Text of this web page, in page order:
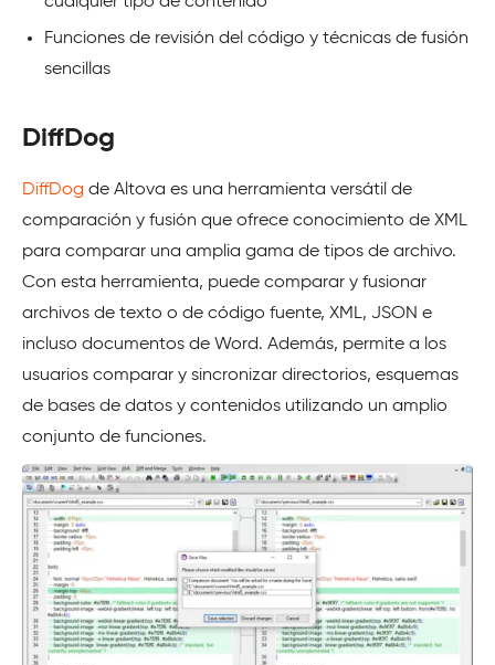
Funciones de revisión del código y técnicas de fusión
sencillas
DiffDog
DiffDog de Altova es una herramienta versátil de
comparación y fusión que ofrece conocimiento de XML
para comparar una amplia gama de tipos de archivo.
Con esta herramienta, puede comparar y fusionar
archivos de texto o de código fuente, XML, JSON e
incluso documentos de Word. Además, permite a los
usuarios comparar y sincronizar directorios, esquemas
de bases de datos y contenidos utilizando un amplio
conjunto de funciones.